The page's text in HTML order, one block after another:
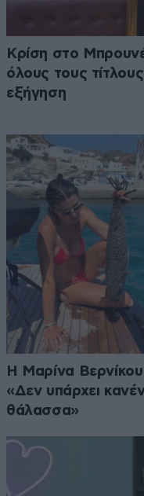
Κρίση στο
όλους τους
εξήγηση
Η Μαρίνα
«Δεν υπάρχει
θάλασσα»